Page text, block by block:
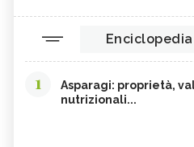
1
Asparagi: proprietà,
nutrizionali...